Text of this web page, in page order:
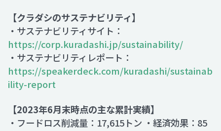
【クラダシのサステナビリティ】
・サステナビリティサイト：
https://corp.kuradashi.jp/sustainability/
・サステナビリティレポート：
https://speakerdeck.com/kuradashi/sustainab
ility-report
【2023年6月末時点の主な累計実績】
・フードロス削減量：17,615トン ・経済効果：85